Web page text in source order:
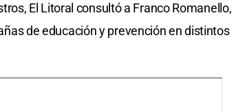
El Litoral consultó a Franco Romanello,
de educación y prevención en distintos